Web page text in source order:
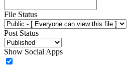
File Status
Post Status
Show Social Apps